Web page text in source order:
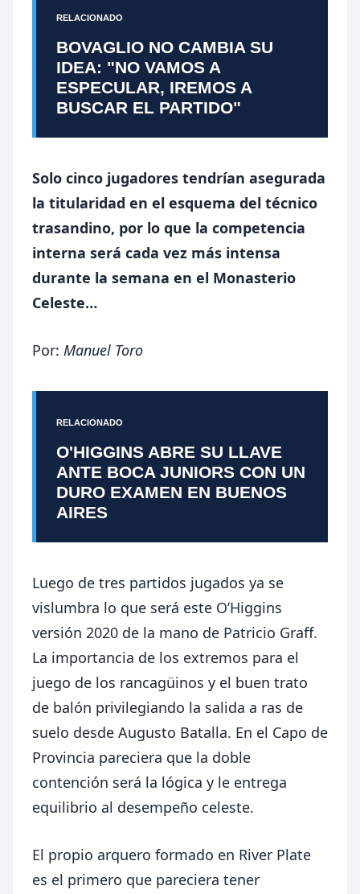
RELACIONADO
BOVAGLIO NO CAMBIA SU
IDEA: "NO VAMOS A
ESPECULAR, IREMOS A
BUSCAR EL PARTIDO"
Solo cinco jugadores tendrían asegurada
la titularidad en el esquema del técnico
trasandino, por lo que la competencia
interna será cada vez más intensa
durante la semana en el Monasterio
Celeste…
Por: Manuel Toro
RELACIONADO
O'HIGGINS ABRE SU LLAVE
ANTE BOCA JUNIORS CON UN
DURO EXAMEN EN BUENOS
AIRES
Luego de tres partidos jugados ya se
vislumbra lo que será este O’Higgins
versión 2020 de la mano de Patricio Graff.
La importancia de los extremos para el
juego de los rancagüinos y el buen trato
de balón privilegiando la salida a ras de
suelo desde Augusto Batalla. En el Capo de
Provincia pareciera que la doble
contención será la lógica y le entrega
equilibrio al desempeño celeste.
El propio arquero formado en River Plate
es el primero que pareciera tener